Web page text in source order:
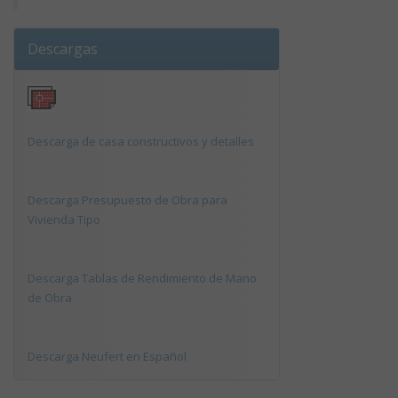
Descargas
Descarga de casa constructivos y detalles
Descarga Presupuesto de Obra para
Vivienda Tipo
Descarga Tablas de Rendimiento de Mano
de Obra
Descarga Neufert en Español